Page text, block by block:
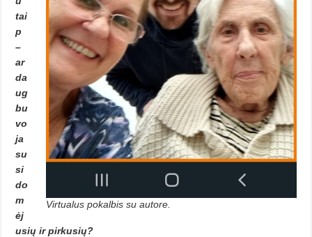
Virtualus pokalbis su autore.
tai
p
–
ar
da
ug
bu
vo
ja
su
si
do
m
ėj
usių ir pirkusių?